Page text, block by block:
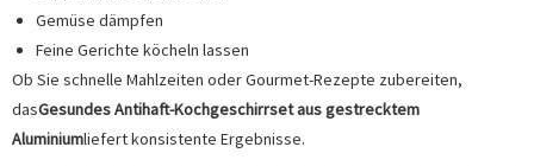
Gemüse dämpfen
Feine Gerichte köcheln lassen
Ob Sie schnelle Mahlzeiten oder Gourmet-Rezepte zubereiten,
dasGesundes Antihaft-Kochgeschirrset aus gestrecktem
Aluminiumliefert konsistente Ergebnisse.